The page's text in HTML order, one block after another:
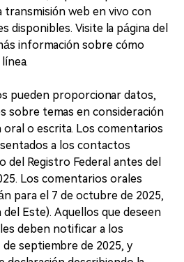
transmisión web en vivo con
disponibles. Visite la página del
información sobre cómo
pueden proporcionar datos,
sobre temas en consideración
o escrita. Los comentarios
a los contactos
del Registro Federal antes del
Los comentarios orales
para el 7 de octubre de 2025,
del Este). Aquellos que deseen
deben notificar a los
septiembre de 2025, y